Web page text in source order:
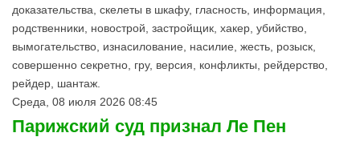
доказательства, скелеты в шкафу, гласность, информация,
родственники, новострой, застройщик, хакер, убийство,
вымогательство, изнасилование, насилие, жесть, розыск,
совершенно секретно, гру, версия, конфликты, рейдерство,
рейдер, шантаж.
Среда, 08 июля 2026 08:45
Парижский суд признал Ле Пен